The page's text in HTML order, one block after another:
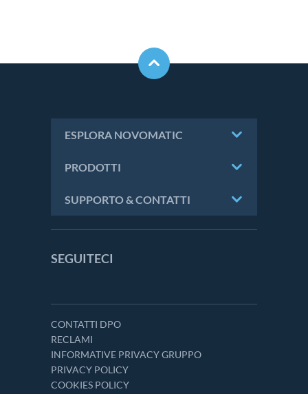
ESPLORA NOVOMATIC
PRODOTTI
SUPPORTO & CONTATTI
SEGUITECI
CONTATTI DPO
RECLAMI
INFORMATIVE PRIVACY GRUPPO
PRIVACY POLICY
COOKIES POLICY